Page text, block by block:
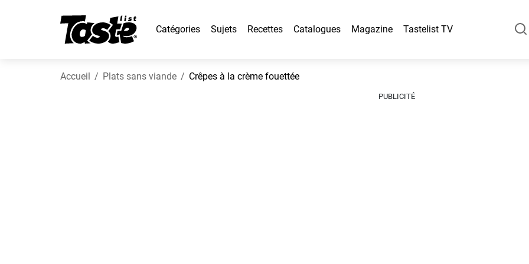
Catégories Sujets Recettes Catalogues Magazine Tastelist TV
Accueil Plats sans viande Crêpes à la crème fouettée
PUBLICITÉ